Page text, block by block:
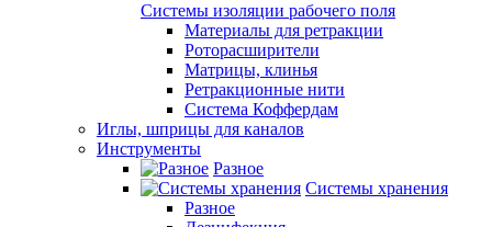
Системы изоляции рабочего поля
Материалы для ретракции
Роторасширители
Матрицы, клинья
Ретракционные нити
Система Коффердам
Иглы, шприцы для каналов
Инструменты
Разное
Системы хранения
Разное